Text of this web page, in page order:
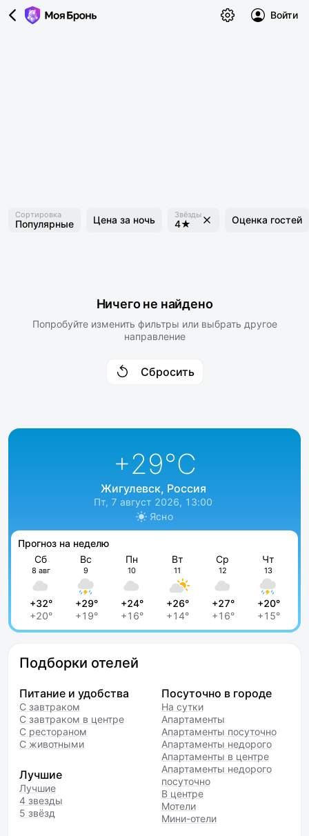
Войти
Сортировка
Популярные Цена за ночь Звёзды
4★ Оценка гостей
Ничего не найдено
Попробуйте изменить фильтры или выбрать другое
направление
Сбросить
+29°C
Жигулевск, Россия
Пт, 7 август 2026, 13:00
Ясно
Прогноз на неделю
Сб
8 авг
+32°
+20°
Вс
9
+29°
+19°
Пн
10
+24°
+16°
Вт
11
+26°
+14°
Ср
12
+27°
+16°
Чт
13
+20°
+15°
Подборки отелей
Питание и удобства
С завтраком
С завтраком в центре
С рестораном
С животными
Лучшие
Лучшие
4 звезды
5 звёзд
Посуточно в городе
На сутки
Апартаменты
Апартаменты посуточно
Апартаменты недорого
Апартаменты в центре
Апартаменты недорого
посуточно
В центре
Мотели
Мини-отели